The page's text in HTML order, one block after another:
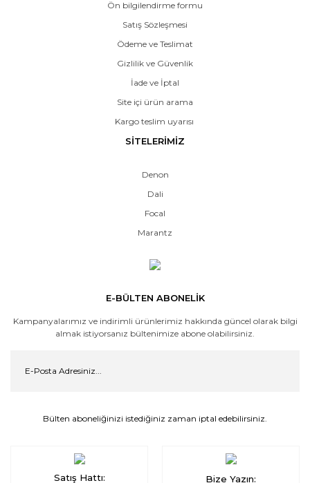
Ön bilgilendirme formu
Satış Sözleşmesi
Ödeme ve Teslimat
Gizlilik ve Güvenlik
İade ve İptal
Site içi ürün arama
Kargo teslim uyarısı
SİTELERİMİZ
Denon
Dali
Focal
Marantz
E-BÜLTEN ABONELİK
Kampanyalarımız ve indirimli ürünlerimiz hakkında güncel olarak bilgi
almak istiyorsanız bültenimize abone olabilirsiniz.
Bülten aboneliğinizi istediğiniz zaman iptal edebilirsiniz.
Satış Hattı: Bize Yazın: